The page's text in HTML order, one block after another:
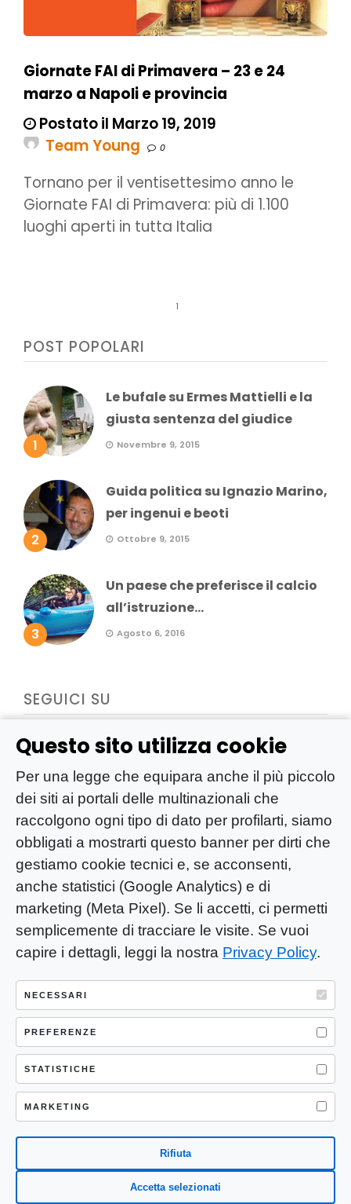
Questo sito utilizza cookie
Per una legge che equipara anche il più piccolo
dei siti ai portali delle multinazionali che
raccolgono ogni tipo di dato per profilarti, siamo
obbligati a mostrarti questo banner per dirti che
gestiamo cookie tecnici e, se acconsenti,
anche statistici (Google Analytics) e di
marketing (Meta Pixel). Se li accetti, ci permetti
semplicemente di tracciare le visite. Se vuoi
capire i dettagli, leggi la nostra Privacy Policy.
NECESSARI
PREFERENZE
STATISTICHE
MARKETING
Rifiuta
Accetta selezionati
Giornate FAI di Primavera – 23 e 24
marzo a Napoli e provincia
Postato il Marzo 19, 2019
Team Young
0
Tornano per il ventisettesimo anno le
Giornate FAI di Primavera: più di 1.100
luoghi aperti in tutta Italia
1
POST POPOLARI
1
Le bufale su Ermes Mattielli e la
giusta sentenza del giudice
Novembre 9, 2015
2
Guida politica su Ignazio Marino,
per ingenui e beoti
Ottobre 9, 2015
3
Un paese che preferisce il calcio
all’istruzione...
Agosto 6, 2016
SEGUICI SU
YOU-ng Slow Journalism è una testata
giornalistica di proprietà di Mastino S.R.L.
Registrazione presso Trib. Santa Maria
Capua Vetere (CE) n° 900 del 31/01/2025 |
ISSN 3103-4683
P.IVA: 04755530617
Sede Legale: CASERTA – VIA LORENZO MARIA
NERONI 11 CAP 81100